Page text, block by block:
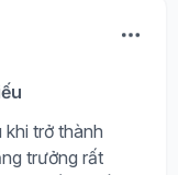
trở thành
trưởng rất